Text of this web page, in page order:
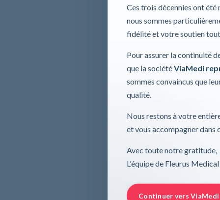
Ces trois décennies ont
nous sommes
fidélité et votre soutien
Pour assurer la continuité
que la sociétéViaMedi
sommes convaincus que
qualité.
Nous restons à votre
et vous accompagner dans
Avec toute notre gratitude,
L'équipe de Fleurus Medical
Continuer vers ViaMedi